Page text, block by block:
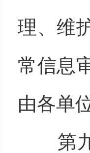
理、维
常信息
由各单
第